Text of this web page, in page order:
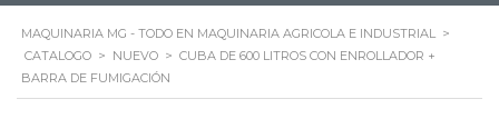
MAQUINARIA MG - TODO EN MAQUINARIA AGRICOLA E INDUSTRIAL >
CATALOGO > NUEVO > CUBA DE 600 LITROS CON ENROLLADOR +
BARRA DE FUMIGACIÓN